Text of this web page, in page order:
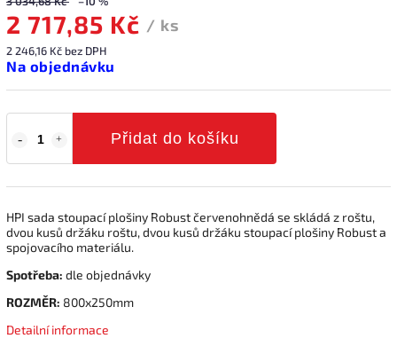
2 717,85 Kč / ks
2 246,16 Kč bez DPH
Na objednávku
Přidat do košíku
HPI sada stoupací plošiny Robust červenohnědá se skládá z roštu,
dvou kusů držáku roštu, dvou kusů držáku stoupací plošiny Robust a
spojovacího materiálu.
Spotřeba: dle objednávky
ROZMĚR: 800x250mm
Detailní informace